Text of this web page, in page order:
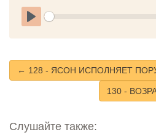
Play
← 128 - ЯСОН ИСПОЛНЯЕТ
130 -
Слушайте также: